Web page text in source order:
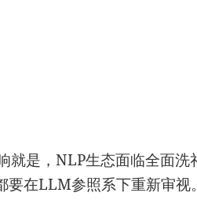
就是，NLP生态面临全面洗
在LLM参照系下重新审视。